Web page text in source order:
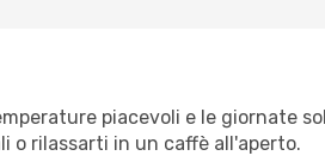
piacevoli e le giornate
o rilassarti in un caffè all'aperto.